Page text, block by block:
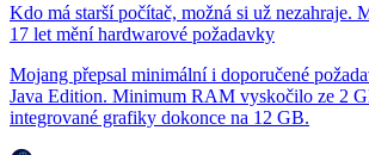
Kdo má starší počítač, možná si už nezahraje.
17 let mění hardwarové požadavky
Mojang přepsal minimální i doporučené
Java Edition. Minimum RAM vyskočilo ze 2
integrované grafiky dokonce na 12 GB.